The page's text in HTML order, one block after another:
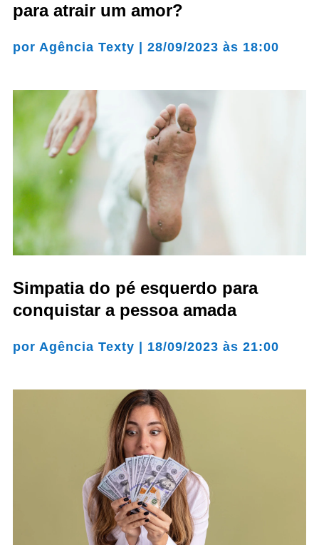
para atrair um amor?
por Agência Texty 28/09/2023 às 18:00
Simpatia do pé esquerdo para
conquistar a pessoa amada
por Agência Texty 18/09/2023 às 21:00